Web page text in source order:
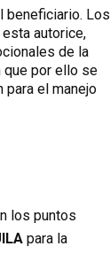
beneficiario. Los
autorice,
de la
que por ello se
para el manejo
los puntos
para la